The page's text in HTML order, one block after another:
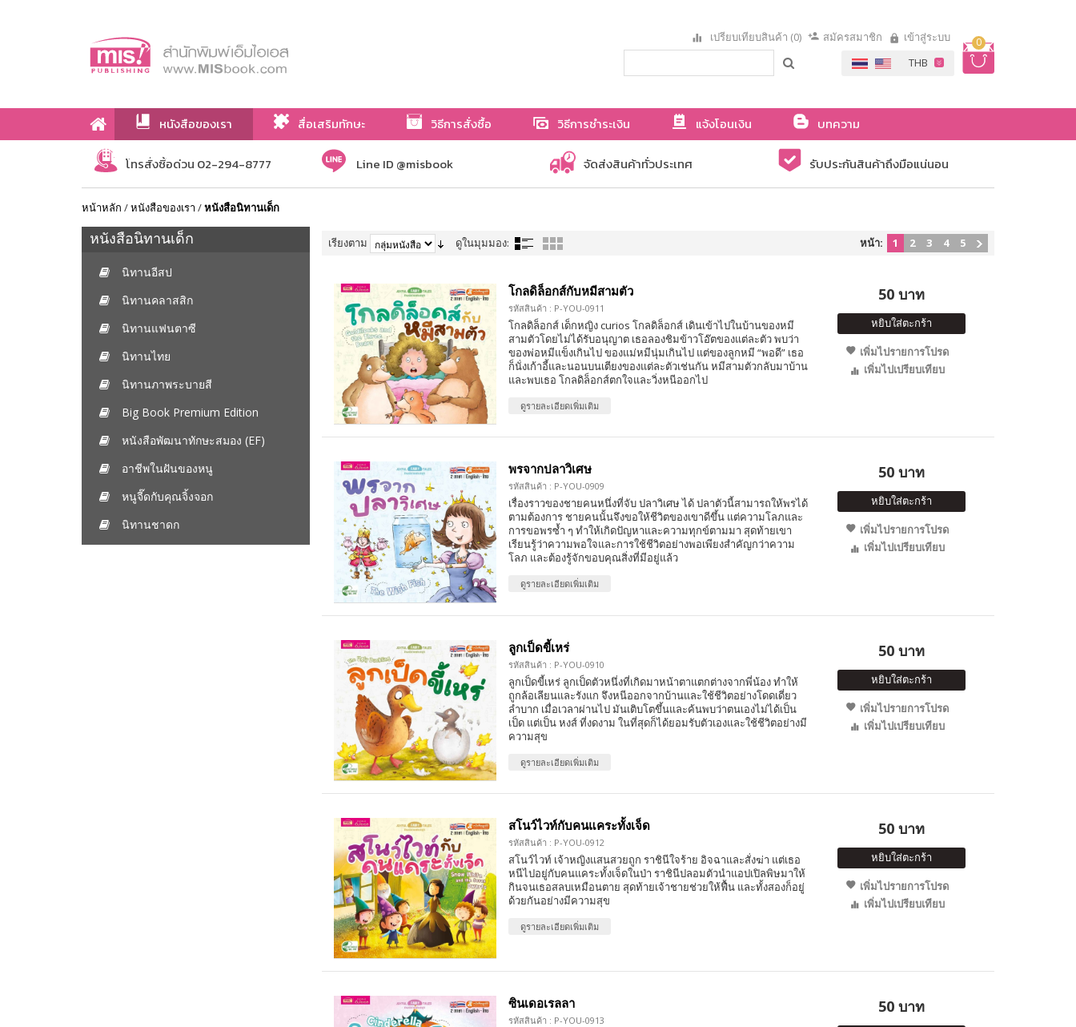
0
เปรียบเทียบสินค้า (0) สมัครสมาชิก เข้าสู่ระบบ
หนังสือของเรา สื่อเสริมทักษะ วิธีการสั่งซื้อ วิธีการชำระเงิน แจ้งโอนเงิน
บทความ
เกี่ยวกับเรา
โทรสั่งซื้อด่วน 02-294-8777 Line ID @misbook จัดส่งสินค้าทั่วประเทศ รับประกันสินค้าถึงมือแน่นอน
หน้าหลัก /หนังสือของเรา /หนังสือนิทานเด็ก
หนังสือนิทานเด็ก
นิทานอีสป
นิทานคลาสสิก
นิทานแฟนตาซี
นิทานไทย
นิทานภาพระบายสี
Big Book Premium Edition
หนังสือพัฒนาทักษะสมอง (EF)
อาชีพในฝันของหนู
หนูจี๊ดกับคุณจิ้งจอก
นิทานชาดก
เรียงตาม ดูในมุมมอง: หน้า: 1 2 3 4 5
โกลดิล็อกส์กับหมีสามตัว
รหัสสินค้า : P-YOU-0911
โกลดิล็อกส์ เด็กหญิง curios โกลดิล็อกส์ เดินเข้าไปในบ้านของหมี
สามตัวโดยไม่ได้รับอนุญาต เธอลองชิมข้าวโอ๊ตของแต่ละตัว พบว่า
ของพ่อหมีแข็งเกินไป ของแม่หมีนุ่มเกินไป แต่ของลูกหมี “พอดี” เธอ
ก็นั่งเก้าอี้และนอนบนเตียงของแต่ละตัวเช่นกัน หมีสามตัวกลับมาบ้าน
และพบเธอ โกลดิล็อกส์ตกใจและวิ่งหนีออกไป
ดูรายละเอียดเพิ่มเติม
50 บาท
หยิบใส่ตะกร้า
เพิ่มไปรายการโปรด
เพิ่มไปเปรียบเทียบ
พรจากปลาวิเศษ
รหัสสินค้า : P-YOU-0909
เรื่องราวของชายคนหนึ่งที่จับ ปลาวิเศษ ได้ ปลาตัวนี้สามารถให้พรได้
ตามต้องการ ชายคนนั้นจึงขอให้ชีวิตของเขาดีขึ้น แต่ความโลภและ
การขอพรซ้ำ ๆ ทำให้เกิดปัญหาและความทุกข์ตามมา สุดท้ายเขา
เรียนรู้ว่าความพอใจและการใช้ชีวิตอย่างพอเพียงสำคัญกว่าความ
โลภ และต้องรู้จักขอบคุณสิ่งที่มีอยู่แล้ว
ดูรายละเอียดเพิ่มเติม
50 บาท
หยิบใส่ตะกร้า
เพิ่มไปรายการโปรด
เพิ่มไปเปรียบเทียบ
ลูกเป็ดขี้เหร่
รหัสสินค้า : P-YOU-0910
ลูกเป็ดขี้เหร่ ลูกเป็ดตัวหนึ่งที่เกิดมาหน้าตาแตกต่างจากพี่น้อง ทำให้
ถูกล้อเลียนและรังแก จึงหนีออกจากบ้านและใช้ชีวิตอย่างโดดเดี่ยว
ลำบาก เมื่อเวลาผ่านไป มันเติบโตขึ้นและค้นพบว่าตนเองไม่ได้เป็น
เป็ด แต่เป็น หงส์ ที่งดงาม ในที่สุดก็ได้ยอมรับตัวเองและใช้ชีวิตอย่างมี
ความสุข
ดูรายละเอียดเพิ่มเติม
50 บาท
หยิบใส่ตะกร้า
เพิ่มไปรายการโปรด
เพิ่มไปเปรียบเทียบ
สโนว์ไวท์กับคนแคระทั้งเจ็ด
รหัสสินค้า : P-YOU-0912
สโนว์ไวท์ เจ้าหญิงแสนสวยถูก ราชินีใจร้าย อิจฉาและสั่งฆ่า แต่เธอ
หนีไปอยู่กับคนแคระทั้งเจ็ดในป่า ราชินีปลอมตัวนำแอปเปิลพิษมาให้
กินจนเธอสลบเหมือนตาย สุดท้ายเจ้าชายช่วยให้ฟื้น และทั้งสองก็อยู่
ด้วยกันอย่างมีความสุข
ดูรายละเอียดเพิ่มเติม
50 บาท
หยิบใส่ตะกร้า
เพิ่มไปรายการโปรด
เพิ่มไปเปรียบเทียบ
ซินเดอเรลลา
รหัสสินค้า : P-YOU-0913
50 บาท